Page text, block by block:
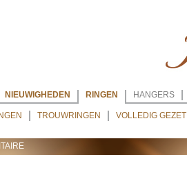
NIEUWIGHEDEN RINGEN
TROUWRINGEN VOLLEDIG GEZET
HANGERS